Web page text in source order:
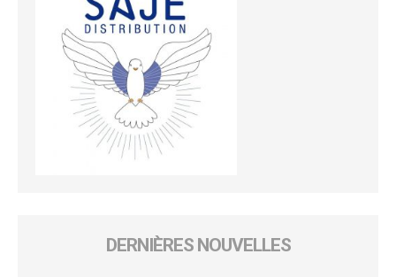
DERNIÈRES NOUVELLES